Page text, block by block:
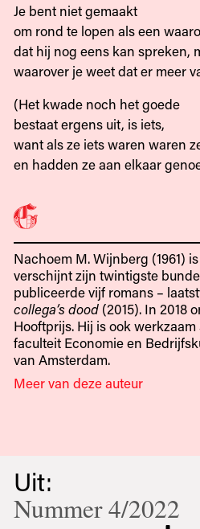
Je bent niet gemaakt
om rond te lopen als een
dat hij nog eens kan spreken,
waarover je weet dat er meer
(Het kwade noch het goede
bestaat ergens uit, is iets,
want als ze iets waren waren
en hadden ze aan elkaar
Nachoem M. Wijnberg (1961)
verschijnt zijn twintigste
publiceerde vijf romans –
collega’s dood(2015). In 2018
Hooftprijs. Hij is ook
faculteit Economie en
van Amsterdam.
Meer van deze auteur
Uit:
Nummer 4/2022